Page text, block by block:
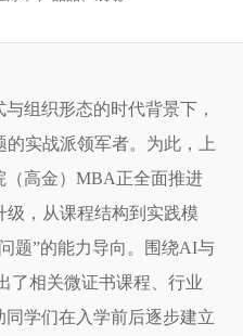
组织形态的时代背景下，
实战派领军者。为此，上
（高金）MBA正全面推进
，从课程结构到实践模
题”的能力导向。围绕AI与
了相关微证书课程、行业
学们在入学前后逐步建立